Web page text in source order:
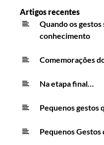
Artigos recentes
Quando os
conhecimento
Comemorações
Na etapa final…
Pequenos gestos
Pequenos